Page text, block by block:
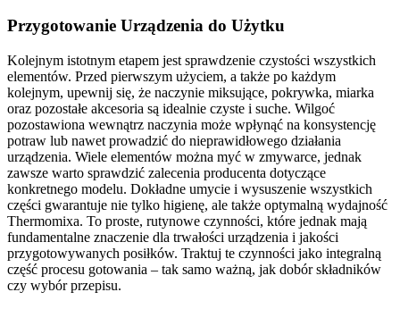
Przygotowanie Urządzenia do Użytku
Kolejnym istotnym etapem jest sprawdzenie czystości wszystkich
elementów. Przed pierwszym użyciem, a także po każdym
kolejnym, upewnij się, że naczynie miksujące, pokrywka, miarka
oraz pozostałe akcesoria są idealnie czyste i suche. Wilgoć
pozostawiona wewnątrz naczynia może wpłynąć na konsystencję
potraw lub nawet prowadzić do nieprawidłowego działania
urządzenia. Wiele elementów można myć w zmywarce, jednak
zawsze warto sprawdzić zalecenia producenta dotyczące
konkretnego modelu. Dokładne umycie i wysuszenie wszystkich
części gwarantuje nie tylko higienę, ale także optymalną wydajność
Thermomixa. To proste, rutynowe czynności, które jednak mają
fundamentalne znaczenie dla trwałości urządzenia i jakości
przygotowywanych posiłków. Traktuj te czynności jako integralną
część procesu gotowania – tak samo ważną, jak dobór składników
czy wybór przepisu.